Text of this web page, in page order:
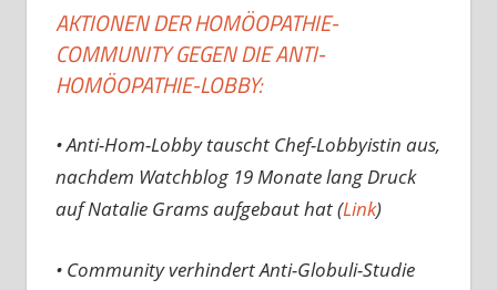
AKTIONEN DER HOMÖOPATHIE-
COMMUNITY GEGEN DIE ANTI-
HOMÖOPATHIE-LOBBY:
• Anti-Hom-Lobby tauscht Chef-Lobbyistin aus,
nachdem Watchblog 19 Monate lang Druck
auf Natalie Grams aufgebaut hat (Link)
• Community verhindert Anti-Globuli-Studie